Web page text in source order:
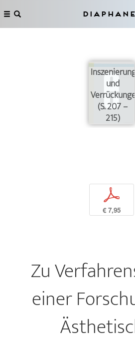
und
Verrückungen
(S. 207 –
215)
p
€ 7,95
Zu
einer